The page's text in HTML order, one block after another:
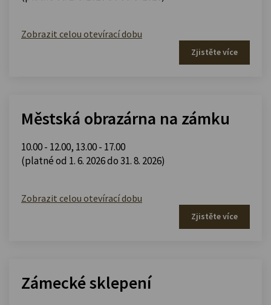
Zobrazit celou otevírací dobu
Zjistěte více
Městská obrazárna na zámku
10.00 - 12.00, 13.00 - 17.00
(platné od 1. 6. 2026 do 31. 8. 2026)
Zobrazit celou otevírací dobu
Zjistěte více
Zámecké sklepení